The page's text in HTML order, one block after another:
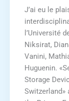
J’ai eu le
l’Université
Niksirat,
Vanini,
Huguenin.
Storage
Switzerland»